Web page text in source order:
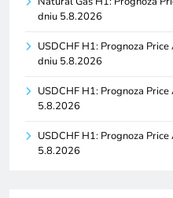
dniu 5.8.2026
USDCHF H1: Prognoza
dniu 5.8.2026
USDCHF H1: Prognoza
5.8.2026
USDCHF H1: Prognoza
5.8.2026